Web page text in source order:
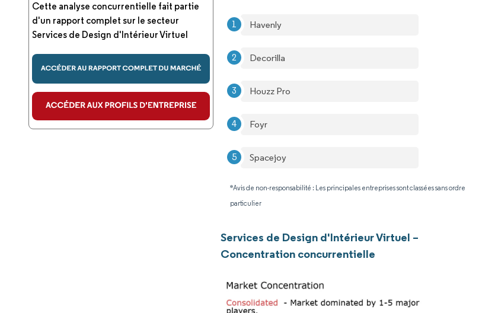
Cette analyse concurrentielle fait partie
d'un rapport complet sur le secteur
Services de Design d'Intérieur Virtuel
Havenly
Decorilla
Houzz Pro
Foyr
Spacejoy
*Avis de non-responsabilité : Les principales entreprises sont classées sans ordre
particulier
Services de Design d'Intérieur Virtuel –
Concentration concurrentielle